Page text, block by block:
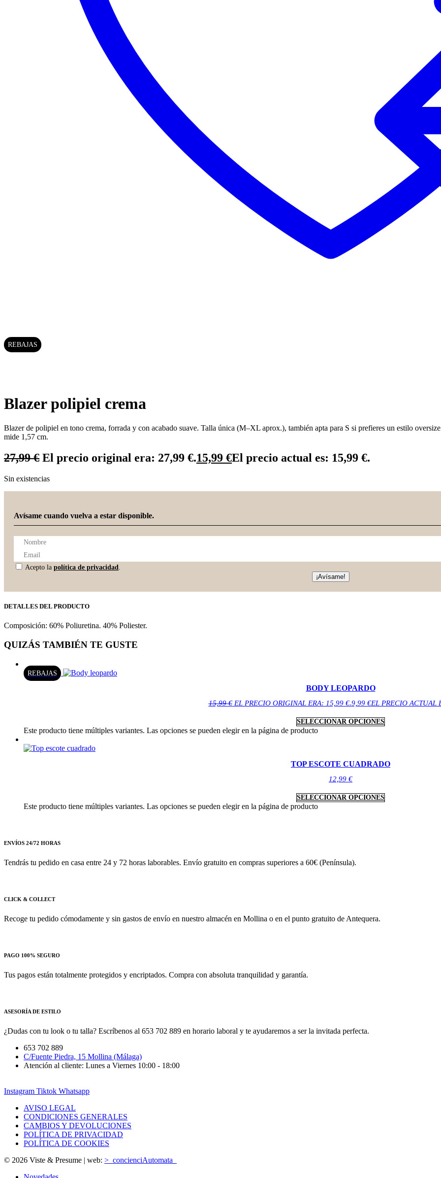
REBAJAS
Blazer polipiel crema
Blazer de polipiel en tono crema, forrada y con acabado suave. Talla única (M–XL aprox.), también apta para S si prefieres un estilo
mide 1,57 cm.
27,99€ El precio original era: 27,99 €.15,99 €El precio actual es: 15,99 €.
Sin existencias
Avísame cuando vuelva a estar disponible.
Acepto la política de privacidad.
¡Avísame!
DETALLES DEL PRODUCTO
Composición: 60% Poliuretina. 40% Poliester.
QUIZÁS TAMBIÉN TE GUSTE
REBAJAS
BODY LEOPARDO
15,99€ EL PRECIO ORIGINAL ERA: 15,99 €.9,99 €EL PRECIO ACTUAL
SELECCIONAR OPCIONES
Este producto tiene múltiples variantes. Las opciones se pueden elegir en la página de producto
TOP ESCOTE CUADRADO
12,99 €
SELECCIONAR OPCIONES
Este producto tiene múltiples variantes. Las opciones se pueden elegir en la página de producto
ENVÍOS 24/72 HORAS
Tendrás tu pedido en casa entre 24 y 72 horas laborables. Envío gratuito en compras superiores a 60€ (Península).
CLICK & COLLECT
Recoge tu pedido cómodamente y sin gastos de envío en nuestro almacén en Mollina o en el punto gratuito de Antequera.
PAGO 100% SEGURO
Tus pagos están totalmente protegidos y encriptados. Compra con absoluta tranquilidad y garantía.
ASESORÍA DE ESTILO
¿Dudas con tu look o tu talla? Escríbenos al 653 702 889 en horario laboral y te ayudaremos a ser la invitada perfecta.
653 702 889
C/Fuente Piedra, 15 Mollina (Málaga)
Atención al cliente: Lunes a Viernes 10:00 - 18:00
Instagram Tiktok Whatsapp
AVISO LEGAL
CONDICIONES GENERALES
CAMBIOS Y DEVOLUCIONES
POLÍTICA DE PRIVACIDAD
POLÍTICA DE COOKIES
© 2026 Viste & Presume | web: >_concienciAutomata_